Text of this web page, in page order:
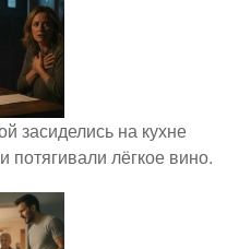
засиделись на кухне
потягивали лёгкое вино.